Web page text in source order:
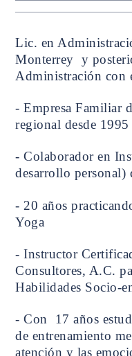
Lic. en
Monterrey y
Administración con
- Empresa Familiar
regional desde 1995
- Colaborador en
desarrollo personal)
- 20 años
Yoga
- Instructor
Consultores, A.C.
Habilidades Socio-
- Con 17 años
de entrenamiento
atención y las